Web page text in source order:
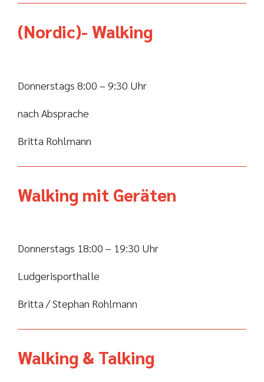
(Nordic)- Walking
Donnerstags 8:00 – 9:30 Uhr
nach Absprache
Britta Rohlmann
Walking mit Geräten
Donnerstags 18:00 – 19:30 Uhr
Ludgerisporthalle
Britta / Stephan Rohlmann
Walking & Talking